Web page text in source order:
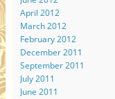
April 2012
March 2012
February 2012
December 2011
September 2011
July 2011
June 2011